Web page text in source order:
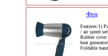
Фен
Features:1)
/ air speed
Rubber
heat
Foldable